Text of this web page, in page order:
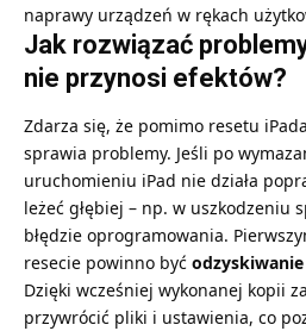
naprawy urządzeń w rękach
Jak rozwiązać
nie przynosi efektów?
Zdarza się, że pomimo resetu
sprawia problemy. Jeśli po
uruchomieniu iPad nie działa
leżeć głębiej – np. w uszkodzeniu
błędzie oprogramowania.
resecie powinno być
Dzięki wcześniej wykonanej kopii
przywrócić pliki i ustawienia, co